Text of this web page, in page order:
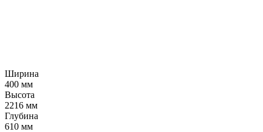
Ширина
400 мм
Высота
2216 мм
Глубина
610 мм